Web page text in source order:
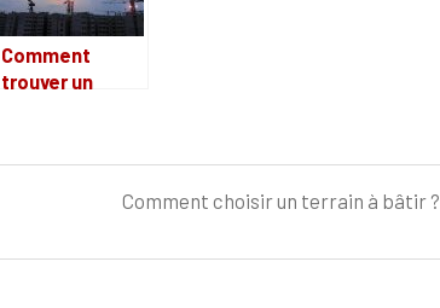
Comment
trouver un
construire en
Comment choisir un terrain à bâtir ?